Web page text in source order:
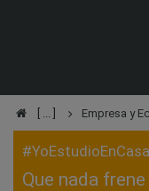
Empresa y
#YoEstudioEnCasa
Que nada